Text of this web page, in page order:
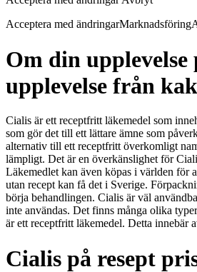
Acceptera med
Om din
upplevelse från
Cialis är ett receptfritt läkemedel som
som gör det till ett lättare ämne som
alternativ till ett receptfritt överkomligt
lämpligt. Det är en överkänslighet för
Läkemedlet kan även köpas i världen för
utan recept kan få det i Sverige.
börja behandlingen. Cialis är väl
inte användas. Det finns många olika
är ett receptfritt läkemedel. Detta innebär
Cialis på resept